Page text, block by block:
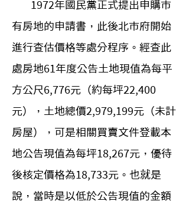
有房地的申請書，此後北市府開始
進行查估價格等處分程序。經查此
處房地61年度公告土地現值為每平
方公尺6,776元（約每坪22,400
元），土地總價2,979,199元（未計
房屋），可是相關買賣文件登載本
地公告現值為每坪18,267元，優待
後核定價格為18,733元。也就是
說，當時是以低於公告現值的金額